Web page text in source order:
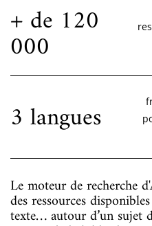
+ de 120
000
3 langues
Le moteur de recherche
des ressources
texte… autour d’un sujet